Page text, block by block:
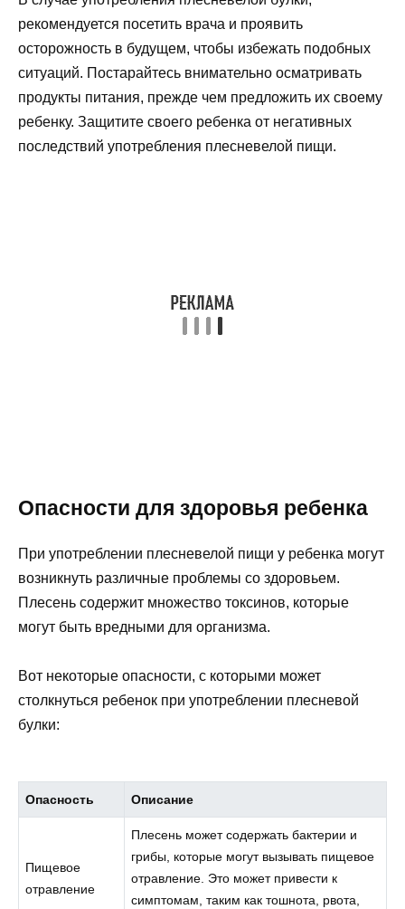
рекомендуется посетить врача и проявить
осторожность в будущем, чтобы избежать подобных
ситуаций. Постарайтесь внимательно осматривать
продукты питания, прежде чем предложить их своему
ребенку. Защитите своего ребенка от негативных
последствий употребления плесневелой пищи.
Опасности для здоровья ребенка
При употреблении плесневелой пищи у ребенка могут
возникнуть различные проблемы со здоровьем.
Плесень содержит множество токсинов, которые
могут быть вредными для организма.
Вот некоторые опасности, с которыми может
столкнуться ребенок при употреблении плесневой
булки:
Опасность Описание
Пищевое
отравление
Плесень может содержать бактерии и
грибы, которые могут вызывать пищевое
отравление. Это может привести к
симптомам, таким как тошнота, рвота,